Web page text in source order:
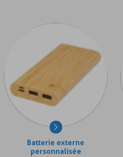
Batterie externe
personnalisée